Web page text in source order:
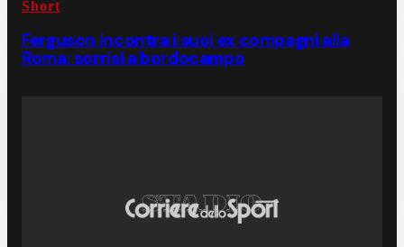
Short
Ferguson incontra i suoi ex compagni alla
Roma: sorrisi a bordocampo